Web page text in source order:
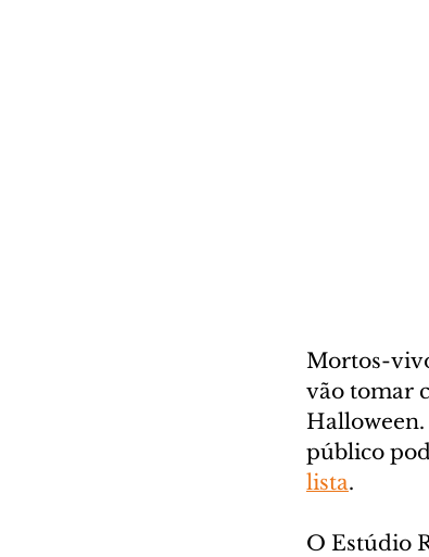
Mortos-
vão tomar
Halloween.
público
lista.
O Estúdio